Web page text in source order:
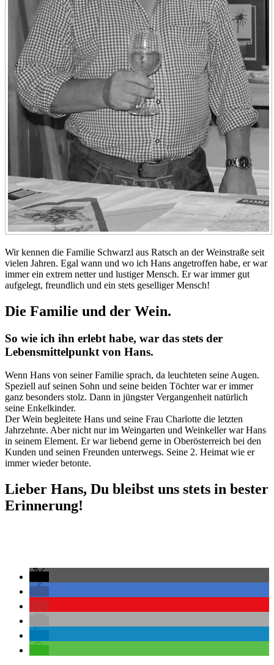
Wir kennen die Familie Schwarzl aus Ratsch an der Weinstraße seit
vielen Jahren. Egal wann und wo ich Hans angetroffen habe, er war
immer ein extrem netter und lustiger Mensch. Er war immer gut
aufgelegt, freundlich und ein stets geselliger Mensch!
Die Familie und der Wein.
So wie ich ihn erlebt habe, war das stets der
Lebensmittelpunkt von Hans.
Wenn Hans von seiner Familie sprach, da leuchteten seine Augen.
Speziell auf seinen Sohn und seine beiden Töchter war er immer
ganz besonders stolz. Dann in jüngster Vergangenheit natürlich
seine Enkelkinder.
Der Wein begleitete Hans und seine Frau Charlotte die letzten
Jahrzehnte. Aber nicht nur im Weingarten und Weinkeller war Hans
in seinem Element. Er war liebend gerne in Oberösterreich bei den
Kunden und seinen Freunden unterwegs. Seine 2. Heimat wie er
immer wieder betonte.
Lieber Hans, Du bleibst uns stets in bester
Erinnerung!